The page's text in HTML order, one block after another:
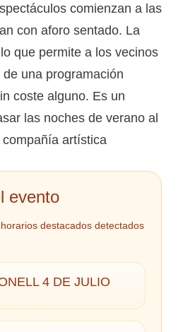
comienzan a las
con aforo sentado. La
que permite a los vecinos
una programación
coste alguno. Es un
las noches de verano al
artística
evento
destacados detectados
4 DE JULIO